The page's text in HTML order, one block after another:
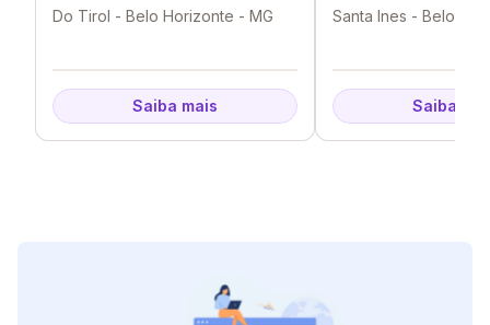
Do Tirol - Belo Horizonte - MG
Saiba mais
Santa Ines - Belo
Saiba